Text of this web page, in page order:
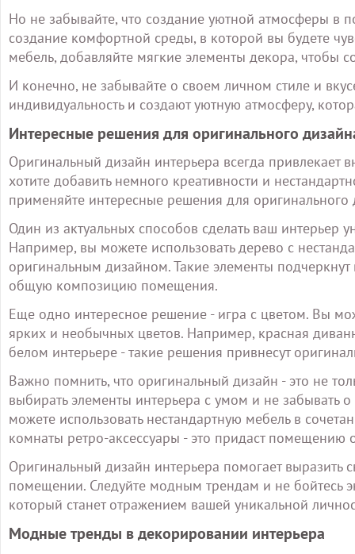
Но не забывайте, что создание уютной атмосферы в
создание комфортной среды, в которой вы будете
мебель, добавляйте мягкие элементы декора, чтобы
И конечно, не забывайте о своем личном стиле и
индивидуальность и создают уютную атмосферу,
Интересные решения для оригинального
Оригинальный дизайн интерьера всегда
хотите добавить немного креативности и
применяйте интересные решения для оригинального
Один из актуальных способов сделать ваш
Например, вы можете использовать дерево с
оригинальным дизайном. Такие элементы
общую композицию помещения.
Еще одно интересное решение - игра с цветом. Вы
ярких и необычных цветов. Например, красная
белом интерьере - такие решения привнесут
Важно помнить, что оригинальный дизайн - это не
выбирать элементы интерьера с умом и не
можете использовать нестандартную мебель в
комнаты ретро-аксессуары - это придаст помещению
Оригинальный дизайн интерьера помогает выразить
помещении. Следуйте модным трендам и не бойтесь
который станет отражением вашей уникальной
Модные тренды в декорировании интерьера